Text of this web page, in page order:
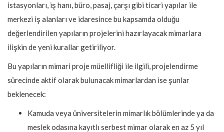
istasyonları, iş hanı, büro, pasaj, çarşı gibi ticari yapılar ile
merkezi iş alanları ve idaresince bu kapsamda olduğu
değerlendirilen yapıların projelerini hazırlayacak mimarlara
ilişkin de yeni kurallar getiriliyor.
Bu yapıların mimari proje müellifliği ile ilgili, projelendirme
sürecinde aktif olarak bulunacak mimarlardan ise şunlar
beklenecek:
Kamuda veya üniversitelerin mimarlık bölümlerinde ya da
meslek odasına kayıtlı serbest mimar olarak en az 5 yıl